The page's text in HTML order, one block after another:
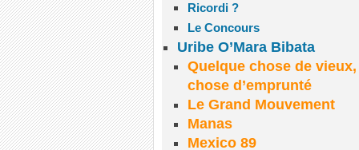
Ricordi ?
Le Concours
Uribe O’Mara Bibata
Quelque chose de
chose d’emprunté
Le Grand Mouvement
Manas
Mexico 89